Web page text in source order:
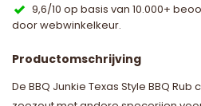
9,6/10 op basis van 10.000+
door webwinkelkeur.
Productomschrijving
De BBQ Junkie Texas Style BBQ